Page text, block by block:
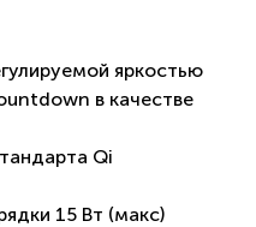
яркостью
в качестве
Qi
15 Вт (макс)